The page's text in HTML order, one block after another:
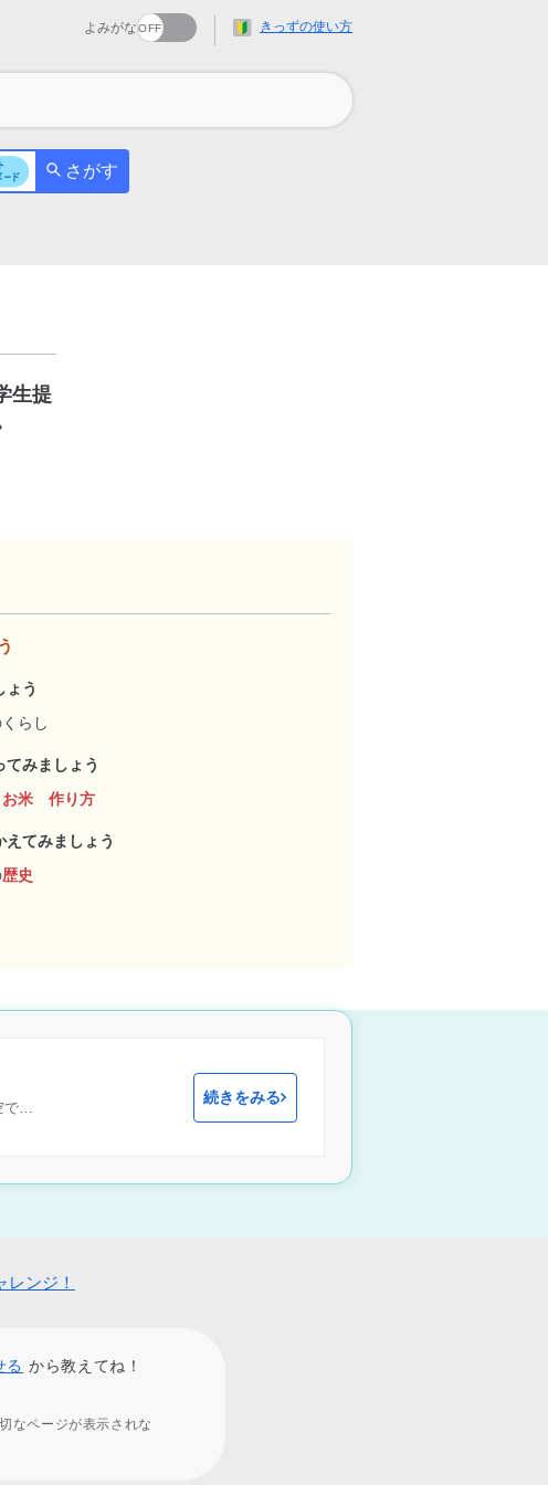
よみがな きっずの使い方
さがす
生提
ょう
らし
みましょう
お米 作り方
えてみましょう
歴史
で…
続きをみる
ンジ！
る から教えてね！
なページが表示されな